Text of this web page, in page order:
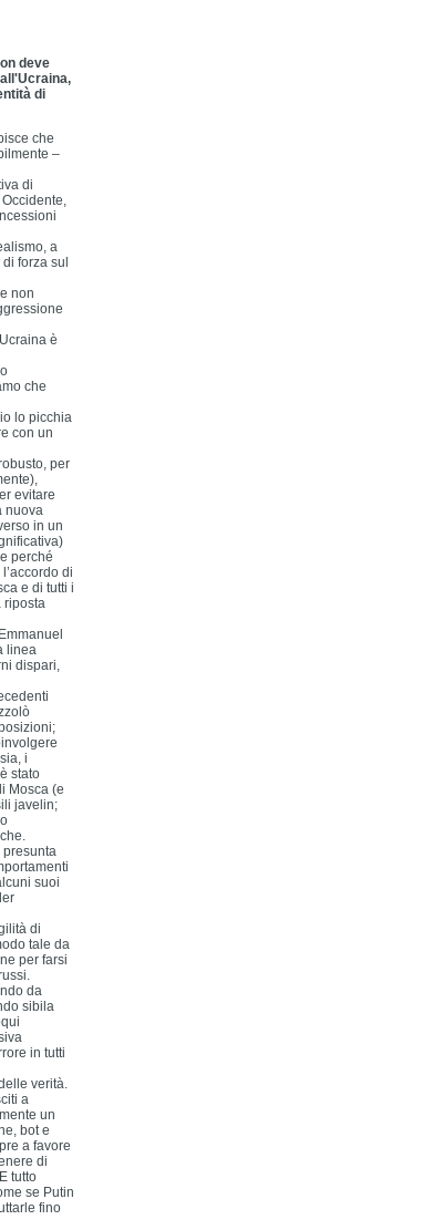
deve
di
che
–
di
a
forza sul
non
è
che
lo picchia
con un
per
evitare
nuova
in un
perché
di
e di tutti i
riposta
linea
dispari,
i
stato
Mosca (e
javelin;
presunta
suoi
di
tale da
per farsi
da
sibila
in tutti
verità.
a
un
bot e
a favore
di
tutto
se Putin
fino